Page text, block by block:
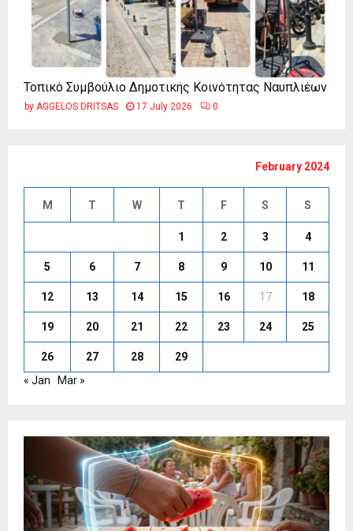
Τοπικό Συμβούλιο Δημοτικής Κοινότητας Ναυπλιέων
by AGGELOS DRITSAS 17 July 2026 0
February 2024
M T W T F S S
1 2 3 4
5 6 7 8 9 10 11
12 13 14 15 16 17 18
19 20 21 22 23 24 25
26 27 28
29
« Jan
Mar »